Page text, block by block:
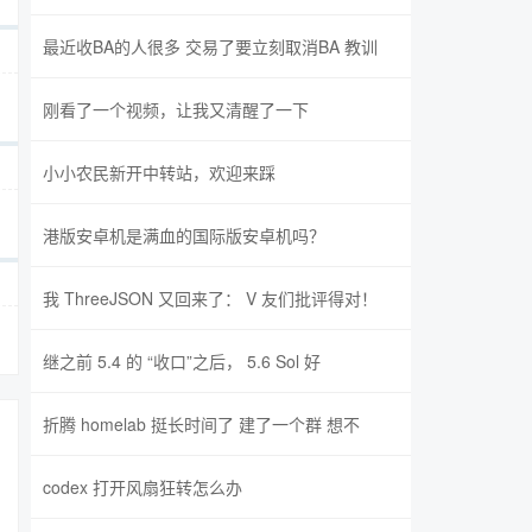
最近收BA的人很多 交易了要立刻取消BA 教训
刚看了一个视频，让我又清醒了一下
小小农民新开中转站，欢迎来踩
港版安卓机是满血的国际版安卓机吗？
我 ThreeJSON 又回来了： V 友们批评得对！
继之前 5.4 的 “收口”之后， 5.6 Sol 好
折腾 homelab 挺长时间了 建了一个群 想不
codex 打开风扇狂转怎么办